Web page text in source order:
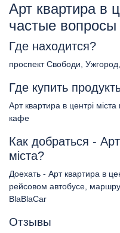
Арт квартира в
частые вопросы
Где находится?
проспект Свободи,
Где купить
Арт квартира в центрі
кафе
Как добраться -
міста?
Доехать - Арт квартира в
рейсовом автобусе,
BlaBlaCar
Отзывы